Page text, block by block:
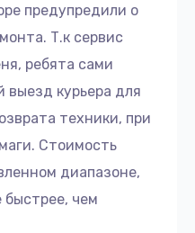
предупредили о
Т.к сервис
ребята сами
курьера для
техники, при
Стоимость
диапазоне,
быстрее, чем